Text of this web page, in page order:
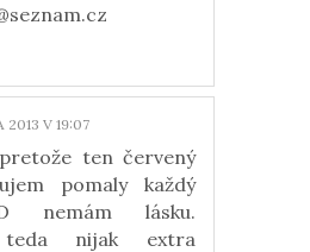
2013 V 19:07
ten červený
pomaly každý
nemám lásku.
teda nijak extra